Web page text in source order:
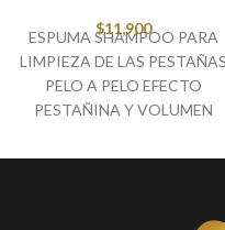
$11,900
ESPUMA SHAMPOO PARA
LIMPIEZA DE LAS PESTAÑAS
PELO A PELO EFECTO
PESTAÑINA Y VOLUMEN